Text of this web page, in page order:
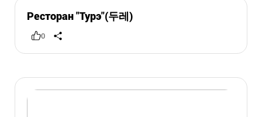
Ресторан "Турэ"(두레)
0